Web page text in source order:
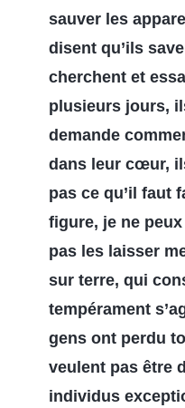
sauver les
disent qu’ils
cherchent et
plusieurs jours,
demande
dans leur cœur,
pas ce qu’il faut
figure, je ne
pas les laisser
sur terre, qui
tempérament
gens ont perdu
veulent pas être
individus